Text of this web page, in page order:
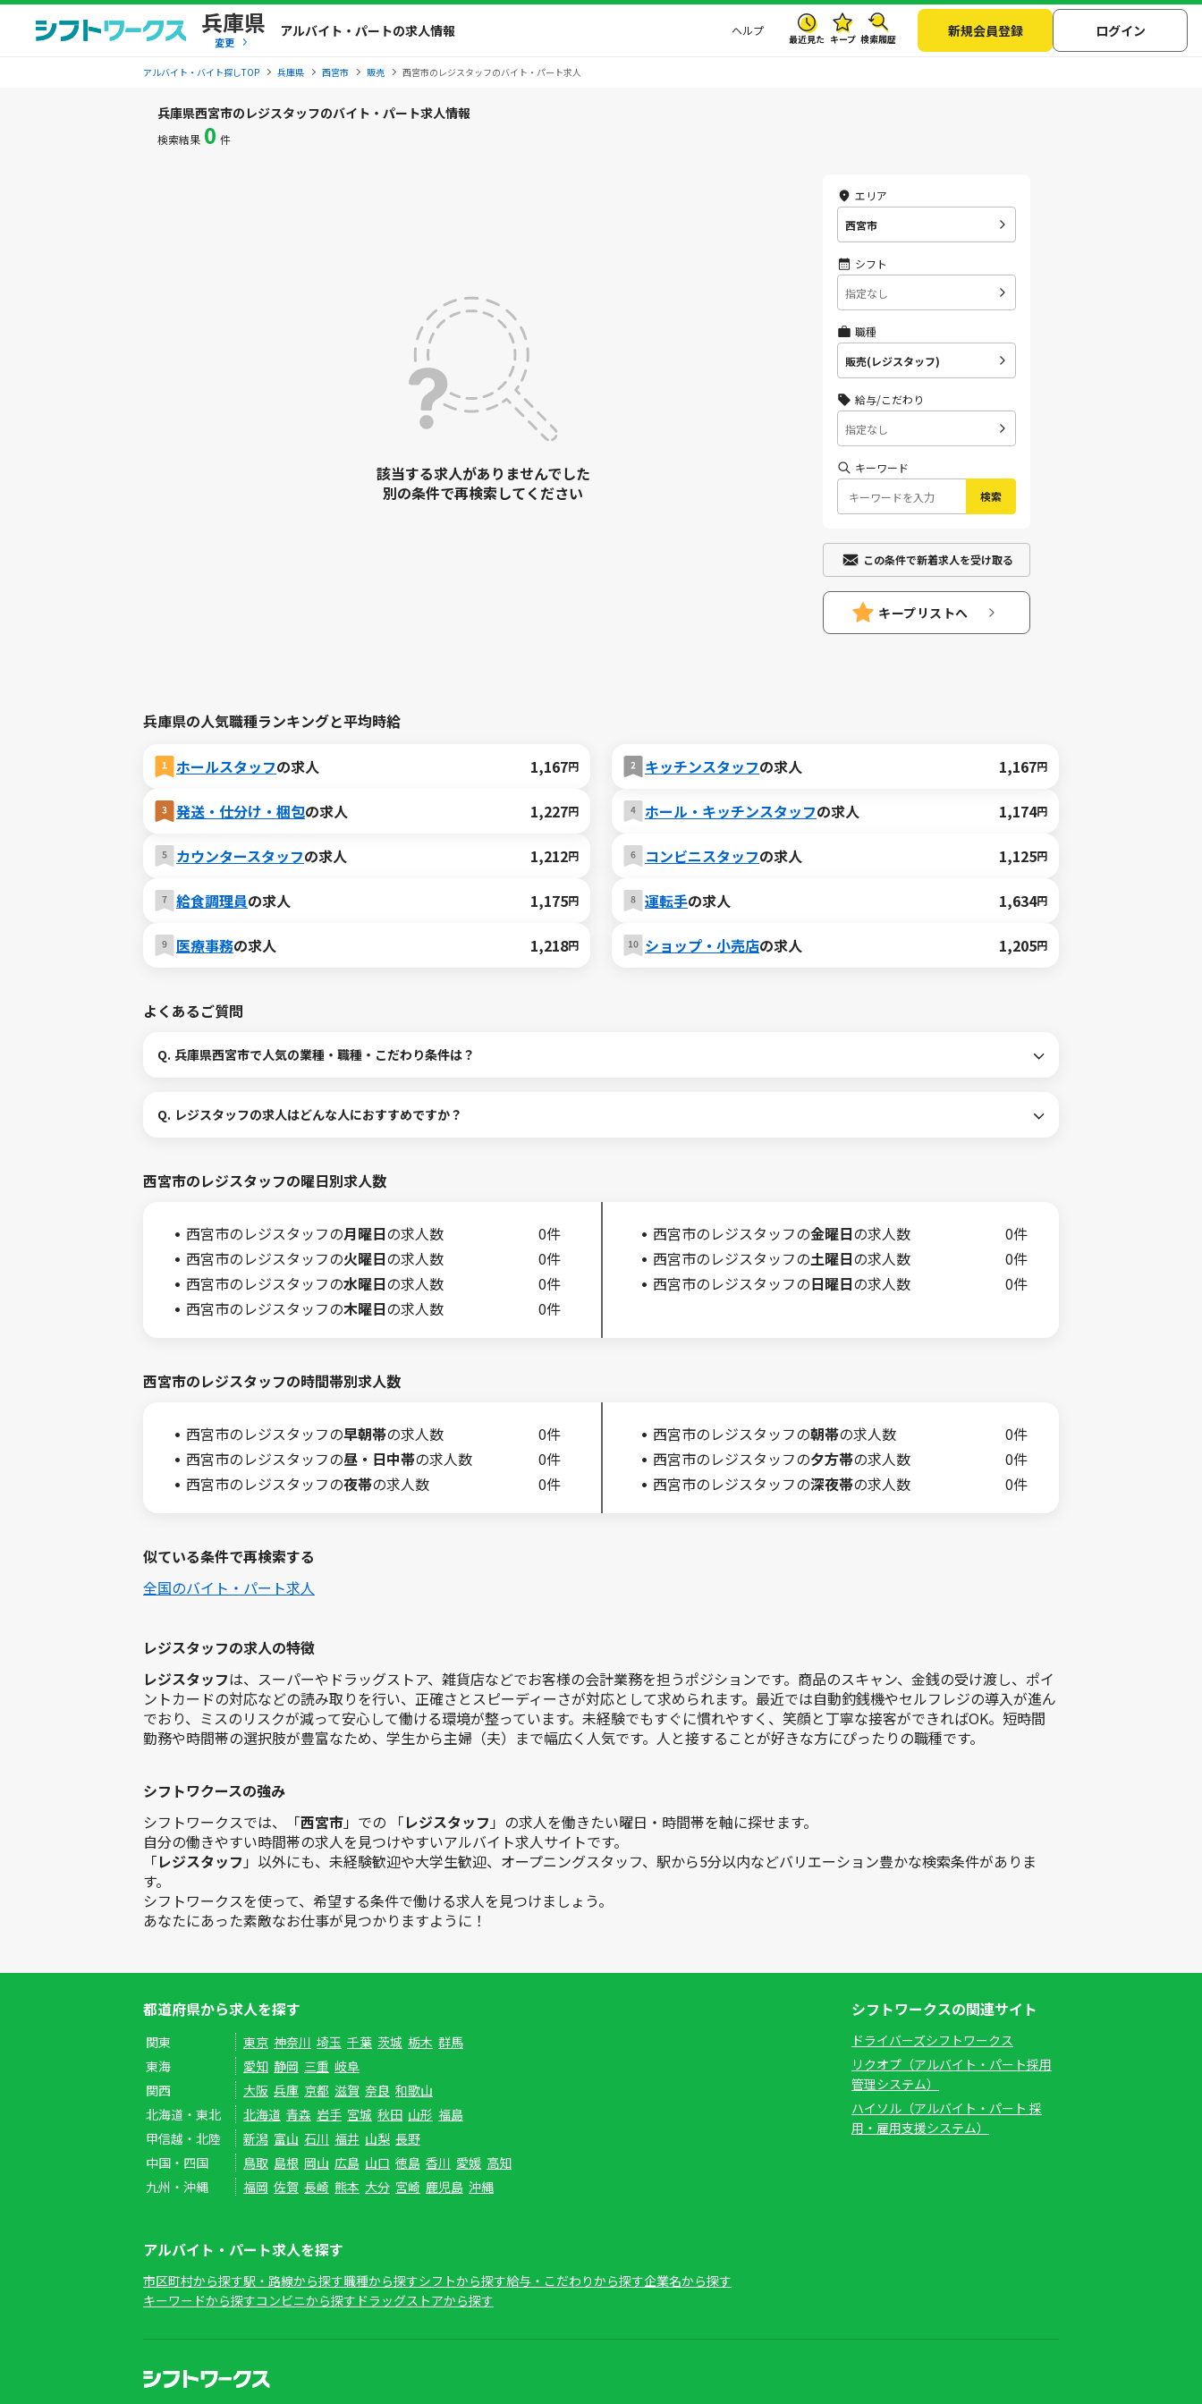
兵庫県
変更
アルバイト・パートの求人情報 ヘルプ
最近見た キープ 検索履歴 新規会員登録 ログイン
アルバイト・バイト探しTOP 兵庫県 西宮市 販売 西宮市のレジスタッフのバイト・パート求人
兵庫県西宮市のレジスタッフのバイト・パート求人情報
検索結果 0 件
該当する求人がありませんでした
別の条件で再検索してください
エリア
西宮市
シフト
指定なし
職種
販売(レジスタッフ)
給与/こだわり
指定なし
キーワード
検索
この条件で新着求人を受け取る
キープリストへ
兵庫県の人気職種ランキングと平均時給
ホールスタッフの求人 1,167円 キッチンスタッフの求人 1,167円
発送・仕分け・梱包の求人 1,227円 ホール・キッチンスタッフの求人 1,174円
カウンタースタッフの求人 1,212円 コンビニスタッフの求人 1,125円
給食調理員の求人 1,175円 運転手の求人 1,634円
医療事務の求人 1,218円 ショップ・小売店の求人 1,205円
よくあるご質問
Q. 兵庫県西宮市で人気の業種・職種・こだわり条件は？
Q. レジスタッフの求人はどんな人におすすめですか？
西宮市のレジスタッフの曜日別求人数
西宮市のレジスタッフの月曜日の求人数 0件 西宮市のレジスタッフの金曜日の求人数
0件
西宮市のレジスタッフの火曜日の求人数 0件 西宮市のレジスタッフの土曜日の求人数
0件
西宮市のレジスタッフの水曜日の求人数 0件 西宮市のレジスタッフの日曜日の求人数
0件
西宮市のレジスタッフの木曜日の求人数 0件
西宮市のレジスタッフの時間帯別求人数
西宮市のレジスタッフの早朝帯の求人数 0件 西宮市のレジスタッフの朝帯の求人数
0件
西宮市のレジスタッフの昼・日中帯の求人数 0件 西宮市のレジスタッフの夕方帯の求人数
0件
西宮市のレジスタッフの夜帯の求人数 0件 西宮市のレジスタッフの深夜帯の求人数 0件
似ている条件で再検索する
全国のバイト・パート求人
レジスタッフの求人の特徴
レジスタッフは、スーパーやドラッグストア、雑貨店などでお客様の会計業務を担うポジションです。商品のスキャン、金銭の受け渡し、ポイ
ントカードの対応などの読み取りを行い、正確さとスピーディーさが対応として求められます。最近では自動釣銭機やセルフレジの導入が進ん
でおり、ミスのリスクが減って安心して働ける環境が整っています。未経験でもすぐに慣れやすく、笑顔と丁寧な接客ができればOK。短時間
勤務や時間帯の選択肢が豊富なため、学生から主婦（夫）まで幅広く人気です。人と接することが好きな方にぴったりの職種です。
シフトワクースの強み
シフトワークスでは、「西宮市」での 「レジスタッフ」の求人を働きたい曜日・時間帯を軸に探せます。
自分の働きやすい時間帯の求人を見つけやすいアルバイト求人サイトです。
「レジスタッフ」以外にも、未経験歓迎や大学生歓迎、オープニングスタッフ、駅から5分以内などバリエーション豊かな検索条件がありま
す。
シフトワークスを使って、希望する条件で働ける求人を見つけましょう。
あなたにあった素敵なお仕事が見つかりますように！
都道府県から求人を探す
関東
東海
関西
北海道・東北
甲信越・北陸
中国・四国
九州・沖縄
東京 神奈川 埼玉 千葉 茨城 栃木 群馬
愛知 静岡 三重 岐阜
大阪 兵庫 京都 滋賀 奈良 和歌山
北海道 青森 岩手 宮城 秋田 山形 福島
新潟 富山 石川 福井 山梨 長野
鳥取 島根 岡山 広島 山口 徳島 香川 愛媛 高知
福岡 佐賀 長崎 熊本 大分 宮崎 鹿児島 沖縄
アルバイト・パート求人を探す
市区町村から探す駅・路線から探す職種から探すシフトから探す給与・こだわりから探す企業名から探す
キーワードから探すコンビニから探す ドラッグストアから探す
シフトワークスの関連サイト
ドライバーズシフトワークス
リクオプ（アルバイト・パート採用
管理システム）
ハイソル（アルバイト・パート 採
用・雇用支援システム）